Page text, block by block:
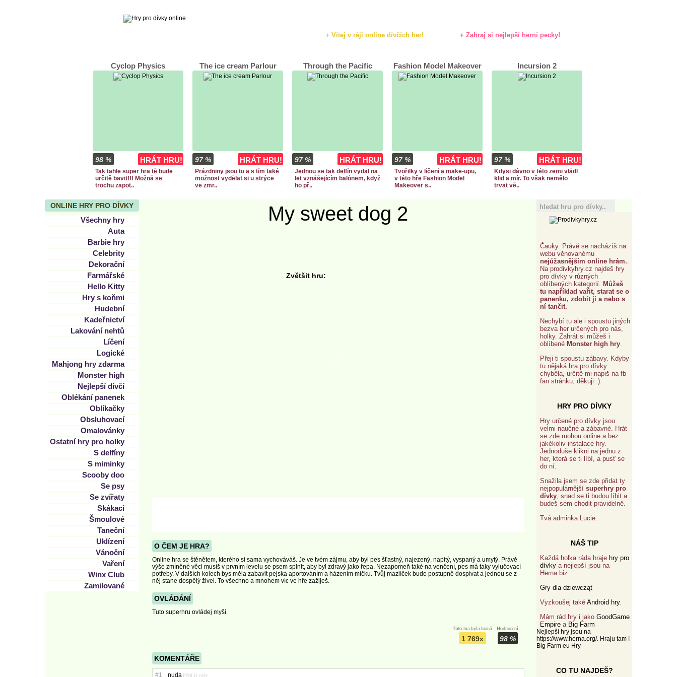
+ Zahraj si nejlepší herní pecky!
+ Vítej v ráji online dívčích her!
Cyclop Physics
98 % HRÁT HRU!
Tak tahle super hra tě bude
určitě bavit!!! Možná se
trochu zapot..
The ice cream Parlour
97 % HRÁT HRU!
Prázdniny jsou tu a s tím také
možnost vydělat si u strýce
ve zmr..
Through the Pacific
97 % HRÁT HRU!
Jednou se tak delfín vydal na
let vznášejícím balónem, když
ho př..
Fashion Model Makeover
97 % HRÁT HRU!
Tvořilky v líčení a make-upu,
v této hře Fashion Model
Makeover s..
Incursion 2
97 % HRÁT HRU!
Kdysi dávno v této zemi vládl
klid a mír. To však nemělo
trvat vě..
ONLINE HRY PRO DÍVKY
Všechny hry
Auta
Barbie hry
Celebrity
Dekorační
Farmářské
Hello Kitty
Hry s koňmi
Hudební
Kadeřnictví
Lakování nehtů
Líčení
Logické
Mahjong hry zdarma
Monster high
Nejlepší dívčí
Oblékání panenek
Oblíkačky
Obsluhovací
Omalovánky
Ostatní hry pro holky
S delfíny
S miminky
Scooby doo
Se psy
Se zvířaty
Skákací
Šmoulové
Taneční
Uklízení
Vánoční
Vaření
Winx Club
Zamilované
My sweet dog 2
Zvětšit hru:
O ČEM JE HRA?
Online hra se štěnětem, kterého si sama vychováváš. Je ve tvém zájmu, aby byl pes šťastný, najezený, napitý, vyspaný a umytý. Právě
výše zmíněné věci musíš v prvním levelu se psem splnit, aby byl zdravý jako řepa. Nezapomeň také na venčení, pes má taky vylučovací
potřeby. V dalších kolech bys měla zabavit pejska aportováním a házením míčku. Tvůj mazlíček bude postupně dospívat a jednou se z
něj stane dospělý živel. To všechno a mnohem víc ve hře zažiješ.
OVLÁDÁNÍ
Tuto superhru ovládej myší.
Hodnocení
98 %
Tato hra byla hraná
1 769x
KOMENTÁŘE
#1 nuda Před 11 roky
Čauky. Právě se nacházíš na
webu věnovanému
nejúžasnějším online hrám..
Na prodivkyhry.cz najdeš hry
pro dívky v různých
oblíbených kategorií. Můžeš
tu například vařit, starat se o
panenku, zdobit ji a nebo s
ní tančit.
Nechybí tu ale i spoustu jiných
bezva her určených pro nás,
holky. Zahrát si můžeš i
oblíbené Monster high hry.
Přeji ti spoustu zábavy. Kdyby
tu nějaká hra pro dívky
chyběla, určitě mi napiš na fb
fan stránku, děkuji :).
HRY PRO DÍVKY
Hry určené pro dívky jsou
velmi naučné a zábavné. Hrát
se zde mohou online a bez
jakékoliv instalace hry.
Jednoduše klikni na jednu z
her, která se ti líbí, a pusť se
do ní.
Snažila jsem se zde přidat ty
nejpopulárnější superhry pro
dívky, snad se ti budou líbit a
budeš sem chodit pravidelně.
Tvá adminka Lucie.
NÁŠ TIP
Každá holka ráda hraje hry pro
dívky a nejlepší jsou na
Herna.biz
Gry dla dziewcząt
Vyzkoušej také Android hry.
Mám rád hry i jako GoodGame
Empire a Big Farm
Nejlepší hry jsou na
https://www.herna.org/. Hraju tam I
Big Farm eu Hry
CO TU NAJDEŠ?